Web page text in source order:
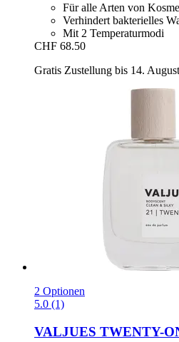
Für alle Arten von
Verhindert bakterielles
Mit 2 Temperaturmodi
CHF 68.50
Gratis Zustellung bis 14. August
2 Optionen
5.0 (1)
VALJUES TWENTY-​